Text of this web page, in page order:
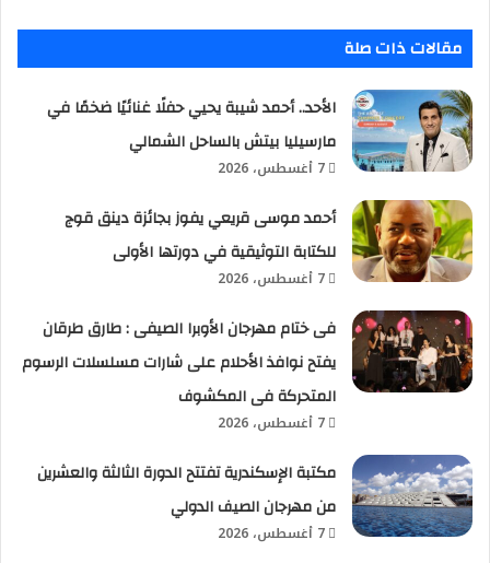
مقالات ذات صلة
الأحد.. أحمد شيبة يحيي حفلًا غنائيًا ضخمًا في
مارسيليا بيتش بالساحل الشمالي
7 أغسطس، 2026
أحمد موسى قريعي يفوز بجائزة دينق قوج
للكتابة التوثيقية في دورتها الأولى
7 أغسطس، 2026
فى ختام مهرجان الأوبرا الصيفى : طارق طرقان
يفتح نوافذ الأحلام على شارات مسلسلات الرسوم
المتحركة فى المكشوف
7 أغسطس، 2026
مكتبة الإسكندرية تفتتح الدورة الثالثة والعشرين
من مهرجان الصيف الدولي
7 أغسطس، 2026